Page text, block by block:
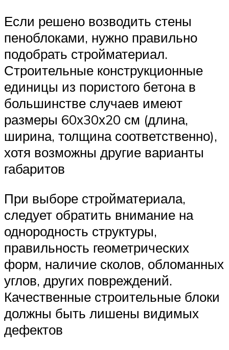
Если решено возводить стены
пеноблоками, нужно правильно
подобрать стройматериал.
Строительные конструкционные
единицы из пористого бетона в
большинстве случаев имеют
размеры 60х30х20 см (длина,
ширина, толщина соответственно),
хотя возможны другие варианты
габаритов
При выборе стройматериала,
следует обратить внимание на
однородность структуры,
правильность геометрических
форм, наличие сколов, обломанных
углов, других повреждений.
Качественные строительные блоки
должны быть лишены видимых
дефектов